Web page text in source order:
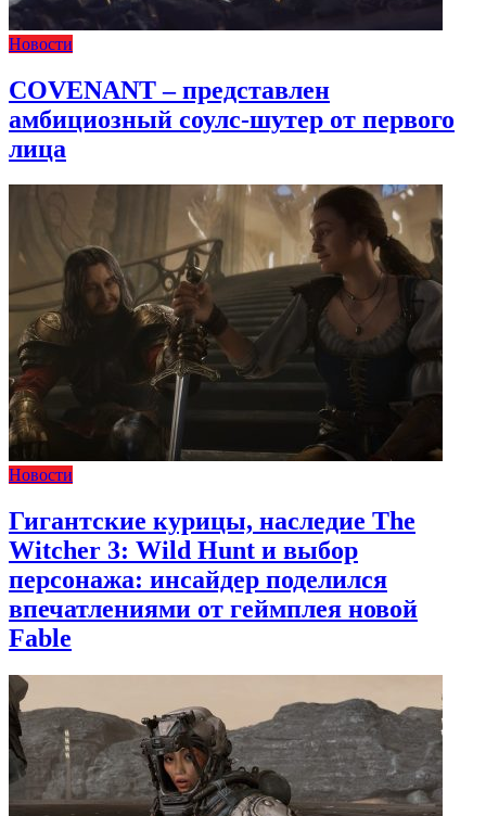
Новости
COVENANT – представлен
амбициозный соулс-шутер от первого
лица
Новости
Гигантские курицы, наследие The
Witcher 3: Wild Hunt и выбор
персонажа: инсайдер поделился
впечатлениями от геймплея новой
Fable